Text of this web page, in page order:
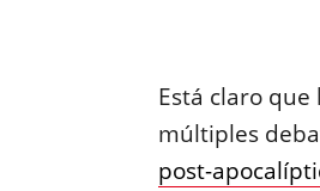
Está claro
múltiples
post-